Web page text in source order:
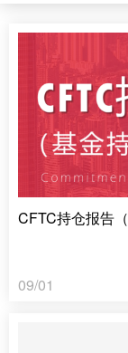
CFTC持仓报告
09/01